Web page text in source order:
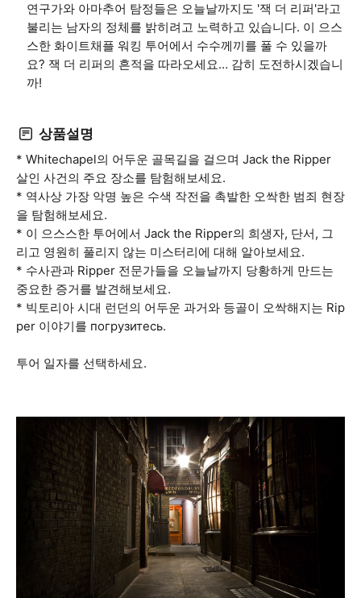
연구가와 아마추어 탐정들은 오늘날까지도 '잭 더 리퍼'라고
불리는 남자의 정체를 밝히려고 노력하고 있습니다. 이 으스
스한 화이트채플 워킹 투어에서 수수께끼를 풀 수 있을까
요? 잭 더 리퍼의 흔적을 따라오세요… 감히 도전하시겠습니
까!
상품설명
* Whitechapel의 어두운 골목길을 걸으며 Jack the Ripper
살인 사건의 주요 장소를 탐험해보세요.
* 역사상 가장 악명 높은 수색 작전을 촉발한 오싹한 범죄 현장
을 탐험해보세요.
* 이 으스스한 투어에서 Jack the Ripper의 희생자, 단서, 그
리고 영원히 풀리지 않는 미스터리에 대해 알아보세요.
* 수사관과 Ripper 전문가들을 오늘날까지 당황하게 만드는
중요한 증거를 발견해보세요.
* 빅토리아 시대 런던의 어두운 과거와 등골이 오싹해지는 Rip
per 이야기를 погрузитесь.
투어 일자를 선택하세요.